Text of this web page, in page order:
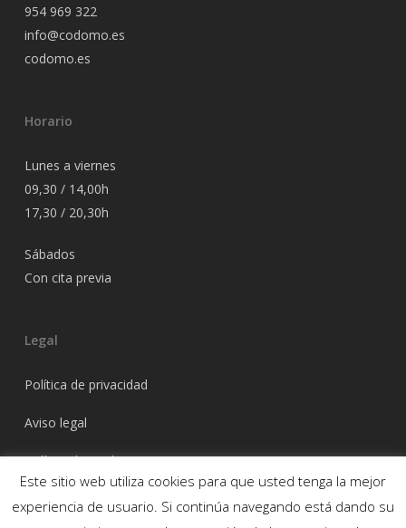
954 969 322
info@codomo.es
codomo.es
Horario
Lunes a viernes
09,30 / 14,00h
17,30 / 20,30h
Sábados
Con cita previa
Legal
Política de privacidad
Aviso legal
Política de cookies
Este sitio web utiliza cookies para que usted tenga la mejor
experiencia de usuario. Si continúa navegando está dando su